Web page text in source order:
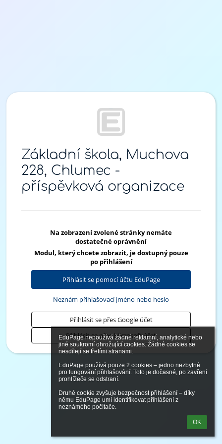
EduPage nepoužívá žádné reklamní, analytické nebo
jiné soukromí ohrožující cookies. Žádné cookies se
nesdílejí se třetími stranami.
EduPage používá pouze 2 cookies – jedno nezbytné
pro fungování přihlašování. Toto je dočasné, po zavření
prohlížeče se odstraní.
Druhé cookie zvyšuje bezpečnost přihlášení – díky
němu EduPage umí identifikovat přihlášení z
neznámého počítače.
OK
Základní škola, Muchova
228, Chlumec -
příspěvková organizace
Na zobrazení zvolené stránky nemáte
dostatečné oprávnění
Modul, který chcete zobrazit, je dostupný pouze
po přihlášení
Přihlásit se pomocí účtu EduPage
Neznám přihlašovací jméno nebo heslo
Přihlásit se přes Google účet
Přihlásit se přes Microsoft účet